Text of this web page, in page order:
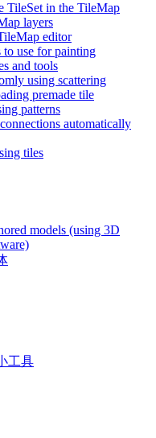
TileSet in the TileMap
layers
editor
to use for painting
and tools
using scattering
premade tile
patterns
automatically
tiles
models (using 3D
工具